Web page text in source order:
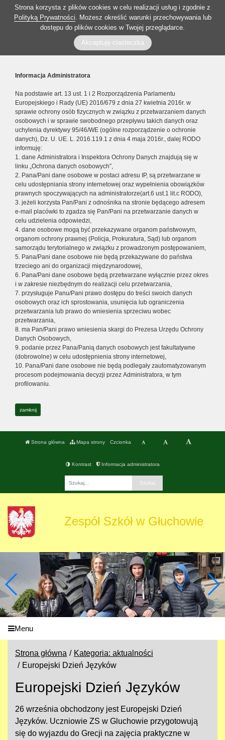
Strona korzysta z plików cookies w celu realizacji usług i zgodnie z
Polityką Prywatności. Możesz określić warunki przechowywania lub
dostępu do plików cookies w Twojej przeglądarce.
Akceptuję ciasteczka
Informacja Administratora
Na podstawie art. 13 ust. 1 i 2 Rozporządzenia Parlamentu
Europejskiego i Rady (UE) 2016/679 z dnia 27 kwietnia 2016r. w
sprawie ochrony osób fizycznych w związku z przetwarzaniem danych
osobowych i w sprawie swobodnego przepływu takich danych oraz
uchylenia dyrektywy 95/46/WE (ogólne rozporządzenie o ochronie
danych), Dz. U. UE. L. 2016.119.1 z dnia 4 maja 2016r., dalej RODO
informuję:
1. dane Administratora i Inspektora Ochrony Danych znajdują się w
linku „Ochrona danych osobowych”,
2. Pana/Pani dane osobowe w postaci adresu IP, są przetwarzane w
celu udostępniania strony internetowej oraz wypełnienia obowiązków
prawnych spoczywających na administratorze(art.6 ust.1 lit.c RODO),
3. jeżeli korzysta Pan/Pani z odnośnika na stronie będącego adresem
e-mail placówki to zgadza się Pan/Pani na przetwarzanie danych w
celu udzielenia odpowiedzi,
4. dane osobowe mogą być przekazywane organom państwowym,
organom ochrony prawnej (Policja, Prokuratura, Sąd) lub organom
samorządu terytorialnego w związku z prowadzonym postępowaniem,
5. Pana/Pani dane osobowe nie będą przekazywane do państwa
trzeciego ani do organizacji międzynarodowej,
6. Pana/Pani dane osobowe będą przetwarzane wyłącznie przez okres
i w zakresie niezbędnym do realizacji celu przetwarzania,
7. przysługuje Panu/Pani prawo dostępu do treści swoich danych
osobowych oraz ich sprostowania, usunięcia lub ograniczenia
przetwarzania lub prawo do wniesienia sprzeciwu wobec
przetwarzania,
8. ma Pan/Pani prawo wniesienia skargi do Prezesa Urzędu Ochrony
Danych Osobowych,
9. podanie przez Pana/Panią danych osobowych jest fakultatywne
(dobrowolne) w celu udostępnienia strony internetowej,
10. Pana/Pani dane osobowe nie będą podlegały zautomatyzowanym
procesom podejmowania decyzji przez Administratora, w tym
profilowaniu.
zamknij
Strona główna Mapa strony Czcionka
Kontrast Informacja administratora
Zespół Szkół w Głuchowie
Menu
Strona główna
Kategoria: aktualności
Europejski Dzień Języków
Europejski Dzień Języków
26 września obchodzony jest Europejski Dzień
Języków. Uczniowie ZS w Gluchowie przygotowują
się do wyjazdu do Grecji na zajęcia praktyczne w